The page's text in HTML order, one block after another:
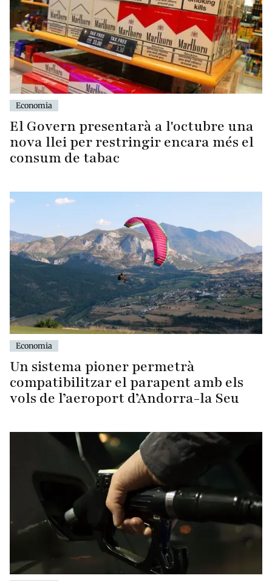
Economia
El Govern presentarà a l'octubre una
nova llei per restringir encara més el
consum de tabac
Economia
Un sistema pioner permetrà
compatibilitzar el parapent amb els
vols de l’aeroport d’Andorra-la Seu